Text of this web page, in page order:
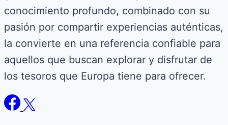
conocimiento profundo, combinado con su
pasión por compartir experiencias auténticas,
la convierte en una referencia confiable para
aquellos que buscan explorar y disfrutar de
los tesoros que Europa tiene para ofrecer.